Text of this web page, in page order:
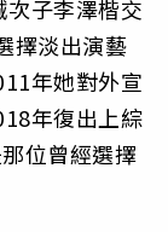
子李澤楷交
擇淡出演藝
年她對外宣
年復出上綜
位曾經選擇